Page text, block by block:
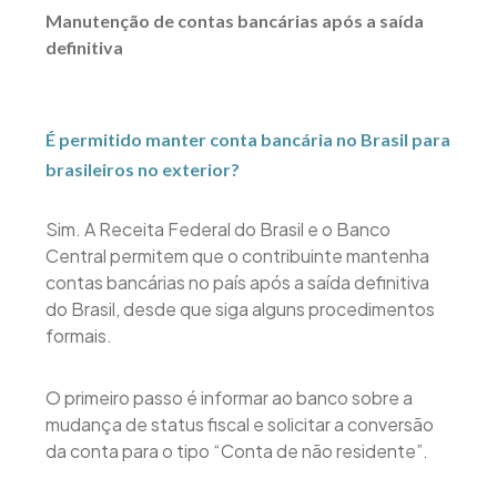
Manutenção de contas bancárias após a saída
definitiva
É permitido manter conta bancária no Brasil para
brasileiros no exterior?
Sim. A Receita Federal do Brasil e o Banco
Central permitem que o contribuinte mantenha
contas bancárias no país após a saída definitiva
do Brasil, desde que siga alguns procedimentos
formais.
O primeiro passo é informar ao banco sobre a
mudança de status fiscal e solicitar a conversão
da conta para o tipo “Conta de não residente”.